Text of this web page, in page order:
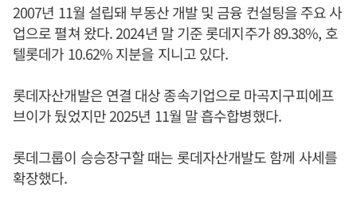
2007년 11월 설립돼 부동산 개발 및 금융 컨설팅을 주요 사
업으로 펼쳐 왔다. 2024년 말 기준 롯데지주가 89.38%, 호
텔롯데가 10.62% 지분을 지니고 있다.
롯데자산개발은 연결 대상 종속기업으로 마곡지구피에프
브이가 뒀었지만 2025년 11월 말 흡수합병했다.
롯데그룹이 승승장구할 때는 롯데자산개발도 함께 사세를
확장했다.